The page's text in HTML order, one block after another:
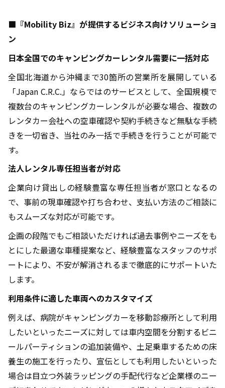
■ 『Mobility Biz』が提供するビジネス向けソリューショ
ン
日本全国でのキャンピングカーレンタル需要に一括対応
全国北海道から沖縄まで30箇所の営業所を展開している
「Japan C.R.C.」ならではのサービスとして、全国規模で
複数台のキャンピングカーレンタルが必要な場合、複数の
レンタカー会社への空車確認や契約手続きなど無駄な手続
きを一切省き、当社のみ一括で手続きを行うことが可能で
す。
法人レンタル専任担当者が対応
企業向け貸出しの経験豊富な専任担当者が窓口となるの
で、事前の現車確認や打ち合わせ、支払い方法のご相談に
もスムーズな対応が可能です。
企画の段階でもご相談いただければ過去事例やニーズをも
とにした最適な車種提案など、経験豊富なスタッフのサポ
ートにより、不安が解消されるまで徹底的にサポートいた
します。
利用条件に適した車両へのカスタマイズ
例えば、病院がキャンピングカーを移動診療所として利用
したいといったニーズに対しては車内空間を分割するビニ
ールパーティションの追加装備や、土足乗車するための床
養生の施工を行ったり、宣伝としても利用したいといった
場合は目立つ外装ラッピングの手配代行など企業様のニー